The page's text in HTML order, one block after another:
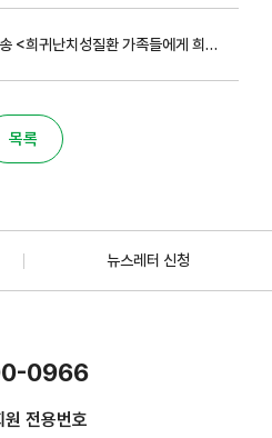
EBS 나눔0700 특집방송 <희귀난치성질환 가족들에게 희망을> 11/30(토), 12/7(토) 방영안내
목록
뉴스레터 신청
0966
원 전용번호